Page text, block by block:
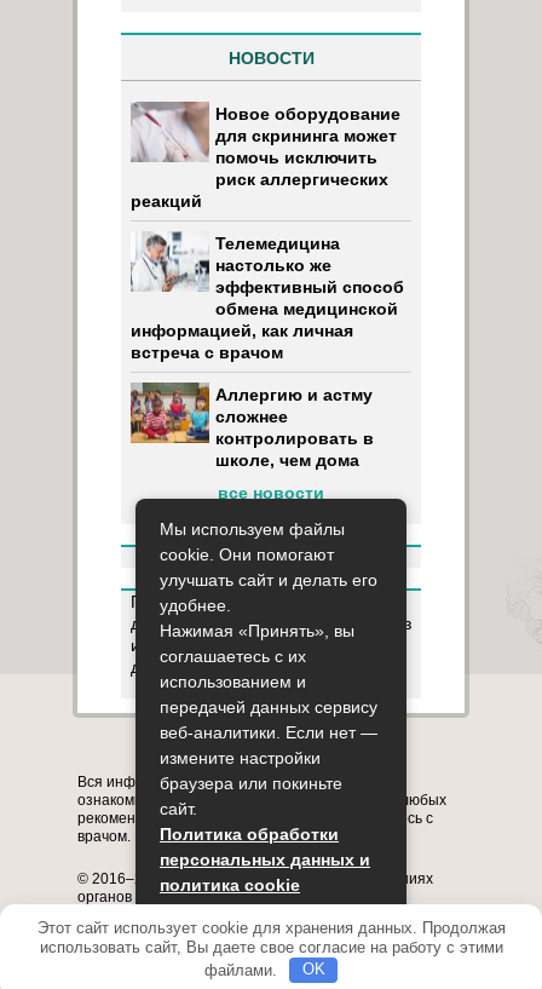
НОВОСТИ
Новое оборудование
для скрининга может
помочь исключить
риск аллергических
реакций
Телемедицина
настолько же
эффективный способ
обмена медицинской
информацией, как личная
встреча с врачом
Аллергию и астму
сложнее
контролировать в
школе, чем дома
все новости
Пользуясь данным ресурсом вы
даёте разрешение на сбор, анализ
и хранение своих персональных
данных согласно Правилам
Карта сайта О сайте Контакты
Вся информация на сайте представлена в
ознакомительных целях. Перед применением любых
рекомендаций обязательно проконсультируйтесь с
врачом.
© 2016–2026, медицинский портал о заболеваниях
органов системы дыхания astmania.ru
сайта без указания активной ссылки на него
запрещено.
Мы используем файлы
cookie. Они помогают
улучшать сайт и делать его
удобнее.
Нажимая «Принять», вы
соглашаетесь с их
использованием и
передачей данных сервису
веб-аналитики. Если нет —
измените настройки
браузера или покиньте
сайт.
Политика обработки
персональных данных и
политика cookie
Принять
Этот сайт использует cookie для хранения данных. Продолжая
использовать сайт, Вы даете свое согласие на работу с этими
файлами.
OK